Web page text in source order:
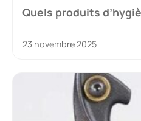
Quels produits
23 novembre 2025